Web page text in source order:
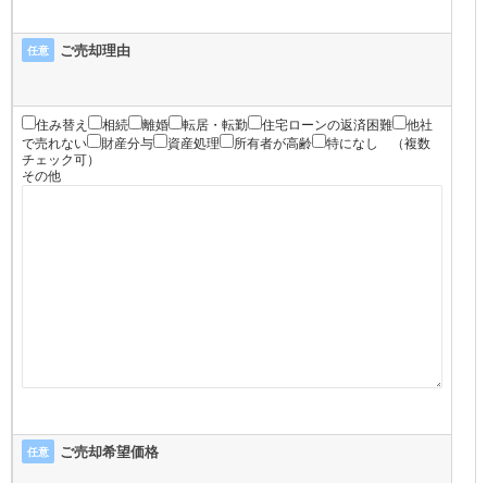
任意 ご売却理由
住み替え 相続 離婚 転居・転勤 住宅ローンの返済困難
他社
で売れない
財産分与 資産処理 所有者が高齢 特になし
（複数
チェック可）
その他
任意 ご売却希望価格